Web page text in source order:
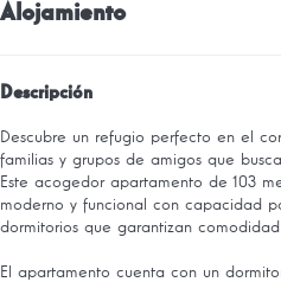
Alojamiento
Descripción
Descubre un refugio perfecto en el
familias y grupos de amigos que
Este acogedor apartamento de 103
moderno y funcional con capacidad
dormitorios que garantizan comodidad
El apartamento cuenta con un